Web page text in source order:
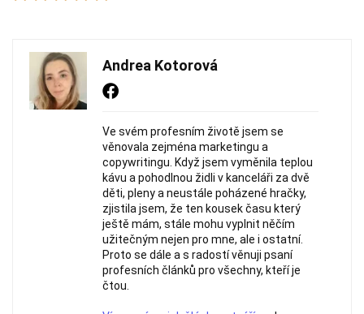
Andrea Kotorová
Ve svém profesním životě jsem se
věnovala zejména marketingu a
copywritingu. Když jsem vyměnila teplou
kávu a pohodlnou židli v kanceláři za dvě
děti, pleny a neustále poházené hračky,
zjistila jsem, že ten kousek času který
ještě mám, stále mohu vyplnit něčím
užitečným nejen pro mne, ale i ostatní.
Proto se dále a s radostí věnuji psaní
profesních článků pro všechny, kteří je
čtou.